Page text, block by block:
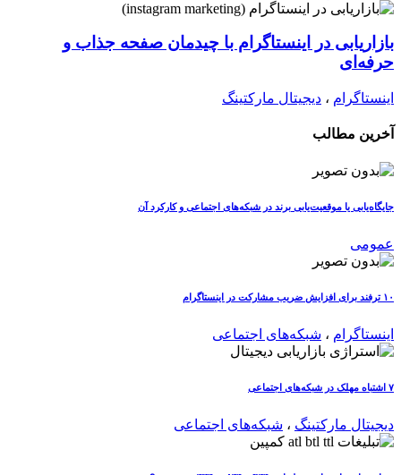
بازاریابی در اینستاگرام با چیدمان صفحه جذاب و
حرفه‌ای
اینستاگرام ، دیجیتال مارکتینگ
آخرین مطالب
جایگاه‌یابی یا موقعیت‌یابی برند در شبکه‌های اجتماعی و کارکرد آن
عمومی
۱۰ ترفند برای افزایش ضریب مشارکت در اینستاگرام
اینستاگرام ، شبکه‌های اجتماعی
۷ اشتباه مهلک در شبکه‌های اجتماعی
دیجیتال مارکتینگ ، شبکه‌های اجتماعی